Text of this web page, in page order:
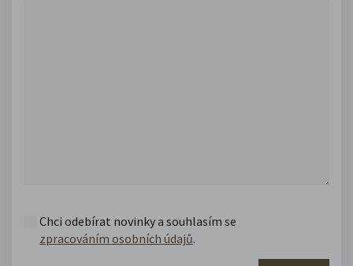
Chci odebírat novinky a souhlasím se
zpracováním osobních údajů.